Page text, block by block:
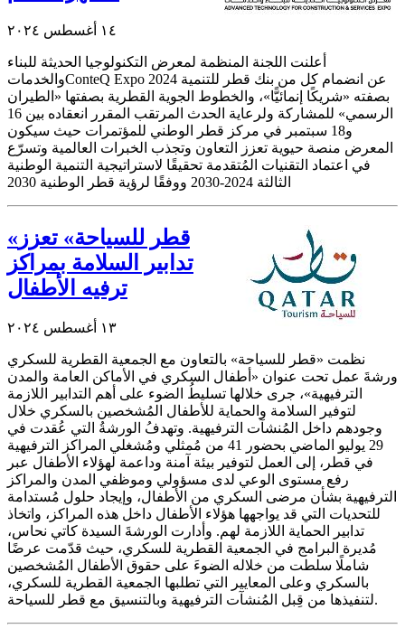
١٤ أغسطس ٢٠٢٤
أعلنت اللجنة المنظمة لمعرض التكنولوجيا الحديثة للبناء
والخدماتConteQ Expo 2024 عن انضمام كل من بنك قطر للتنمية
بصفته «شريكًا إنمائيًّا»، والخطوط الجوية القطرية بصفتها «الطيران
الرسمي» للمشاركة ولرعاية الحدث المرتقب المقرر انعقاده بين 16
و18 سبتمبر في مركز قطر الوطني للمؤتمرات حيث سيكون
المعرض منصة حيوية تعزز التعاون وتجذب الخبرات العالمية وتسرّع
في اعتماد التقنيات المُتقدمة تحقيقًا لاستراتيجية التنمية الوطنية
الثالثة 2024-2030 ووفقًا لرؤية قطر الوطنية 2030
«قطر للسياحة» تعزز
تدابير السلامة بمراكز
ترفيه الأطفال
١٣ أغسطس ٢٠٢٤
نظمت «قطر للسياحة» بالتعاون مع الجمعية القطرية للسكري
ورشةَ عمل تحت عنوان «أطفال السكري في الأماكن العامة والمدن
الترفيهية»، جرى خلالها تسليطُ الضوء على أهم التدابير اللازمة
لتوفير السلامة والحماية للأطفال المُشخصين بالسكري خلال
وجودهم داخل المُنشآت الترفيهية. وتهدفُ الورشةُ التي عُقدت في
29 يوليو الماضي بحضور 41 من مُمثلي ومُشغلي المراكز الترفيهية
في قطر، إلى العمل لتوفير بيئة آمنة وداعمة لهؤلاء الأطفال عبر
رفع مستوى الوعي لدى مسؤولي وموظفي المدن والمراكز
الترفيهية بشأن مرضى السكري من الأطفال، وإيجاد حلول مُستدامة
للتحديات التي قد يواجهها هؤلاء الأطفال داخل هذه المراكز، واتخاذ
تدابير الحماية اللازمة لهم. وأدارت الورشةَ السيدة كاتي نحاس،
مُديرة البرامج في الجمعية القطرية للسكري، حيث قدّمت عرضًا
شاملًا سلطت من خلاله الضوءَ على حقوق الأطفال المُشخصين
بالسكري وعلى المعايير التي تطلبها الجمعية القطرية للسكري،
لتنفيذها من قِبل المُنشآت الترفيهية وبالتنسيق مع قطر للسياحة.